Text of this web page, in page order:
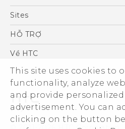
This site uses cookies to
functionality, analyze
and provide
advertisement. You can
clicking on the button
5G
Điện Thoại Thông Minh
VIVE
Sites
HTC Dev
HỖ TRỢ
Trung tâm hỗ trợ
Hỗ trợ bảo hành HTC
Về HTC
ESG
Nhà đầu tư
Làm việc tại HTC
Chính sách bảo mật